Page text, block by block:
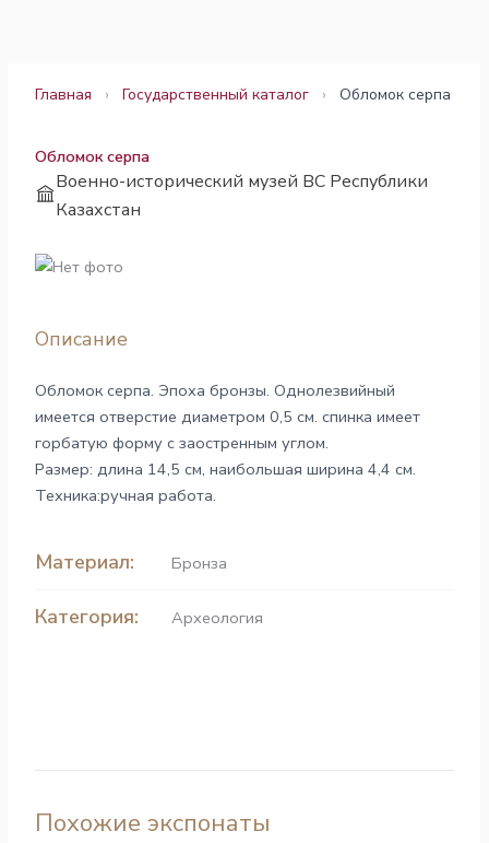
Главная › Государственный каталог › Обломок серпа
Обломок серпа
Военно-исторический музей ВС Республики
Казахстан
Описание
Обломок серпа. Эпоха бронзы. Однолезвийный
имеется отверстие диаметром 0,5 см. спинка имеет
горбатую форму с заостренным углом.
Размер: длина 14,5 см, наибольшая ширина 4,4 см.
Техника:ручная работа.
Материал: Бронза
Категория: Археология
Похожие экспонаты